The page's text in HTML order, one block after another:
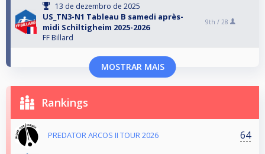
13 de dezembro de 2025
US_TN3-N1 Tableau B samedi après-
midi Schiltigheim 2025-2026
FF Billard
9th / 28
MOSTRAR MAIS
Rankings
PREDATOR ARCOS II TOUR 2026 64